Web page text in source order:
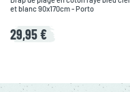
et blanc 90x170cm - Porto
29,95 €